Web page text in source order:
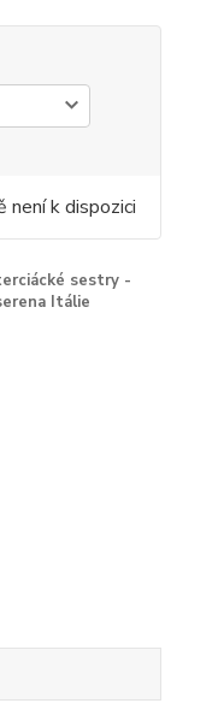
není k dispozici
sestry -
Itálie